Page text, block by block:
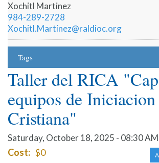
Xochitl Martinez
984-289-2728
Xochitl.Martinez@raldioc.org
Tags
Taller del RICA
equipos de Iniciacion
Cristiana"
Saturday, October 18, 2025 - 08:30
Cost $0